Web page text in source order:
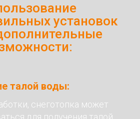
установок
талой воды:
снеготопка может
для получения талой